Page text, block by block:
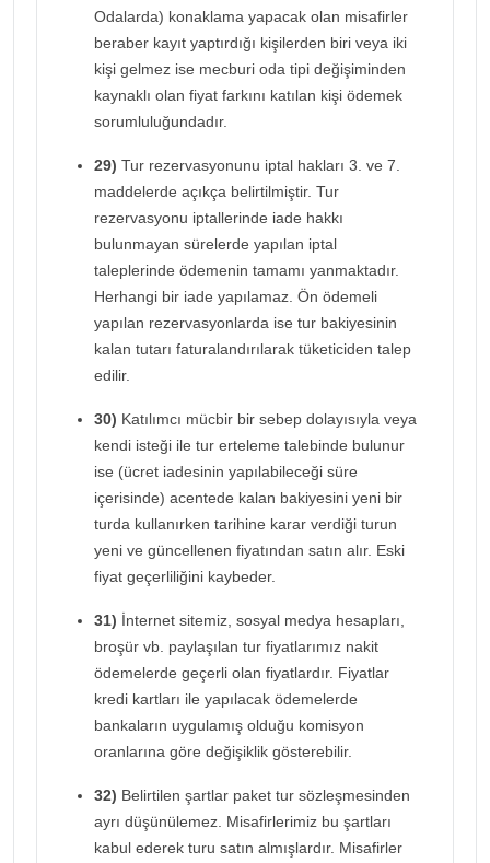
Odalarda) konaklama yapacak olan misafirler
beraber kayıt yaptırdığı kişilerden biri veya iki
kişi gelmez ise mecburi oda tipi değişiminden
kaynaklı olan fiyat farkını katılan kişi ödemek
sorumluluğundadır.
29) Tur rezervasyonunu iptal hakları 3. ve 7.
maddelerde açıkça belirtilmiştir. Tur
rezervasyonu iptallerinde iade hakkı
bulunmayan sürelerde yapılan iptal
taleplerinde ödemenin tamamı yanmaktadır.
Herhangi bir iade yapılamaz. Ön ödemeli
yapılan rezervasyonlarda ise tur bakiyesinin
kalan tutarı faturalandırılarak tüketiciden talep
edilir.
30) Katılımcı mücbir bir sebep dolayısıyla veya
kendi isteği ile tur erteleme talebinde bulunur
ise (ücret iadesinin yapılabileceği süre
içerisinde) acentede kalan bakiyesini yeni bir
turda kullanırken tarihine karar verdiği turun
yeni ve güncellenen fiyatından satın alır. Eski
fiyat geçerliliğini kaybeder.
31) İnternet sitemiz, sosyal medya hesapları,
broşür vb. paylaşılan tur fiyatlarımız nakit
ödemelerde geçerli olan fiyatlardır. Fiyatlar
kredi kartları ile yapılacak ödemelerde
bankaların uygulamış olduğu komisyon
oranlarına göre değişiklik gösterebilir.
32) Belirtilen şartlar paket tur sözleşmesinden
ayrı düşünülemez. Misafirlerimiz bu şartları
kabul ederek turu satın almışlardır. Misafirler